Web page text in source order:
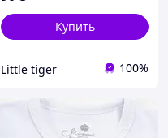
Купить
Little tiger 100%